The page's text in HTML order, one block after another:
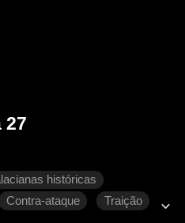
27
históricas
Contra-ataque
Traição